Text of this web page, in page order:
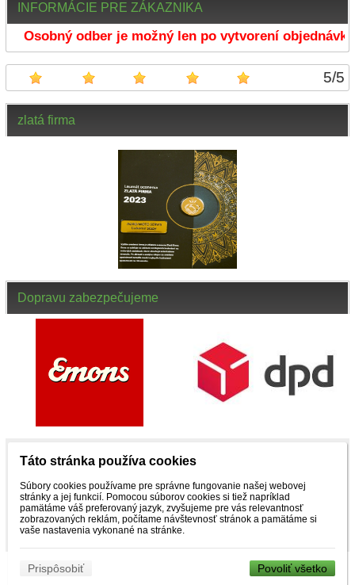
INFORMÁCIE PRE ZÁKAZNIKA
Osobný odber je možný len po vytvorení
5/5
zlatá firma
Dopravu zabezpečujeme
NÁM
© 2026 WEXBO | www.wexbo.com
Táto stránka používa cookies
Súbory cookies používame pre správne fungovanie našej webovej
stránky a jej funkcií. Pomocou súborov cookies si tiež napríklad
pamätáme váš preferovaný jazyk, zvyšujeme pre vás relevantnosť
zobrazovaných reklám, počítame návštevnosť stránok a pamätáme si
vaše nastavenia vykonané na stránke.
Prispôsobiť Povoliť všetko